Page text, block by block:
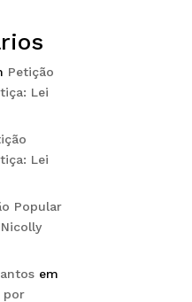
Petição
Lei
Lei
Popular
em
por